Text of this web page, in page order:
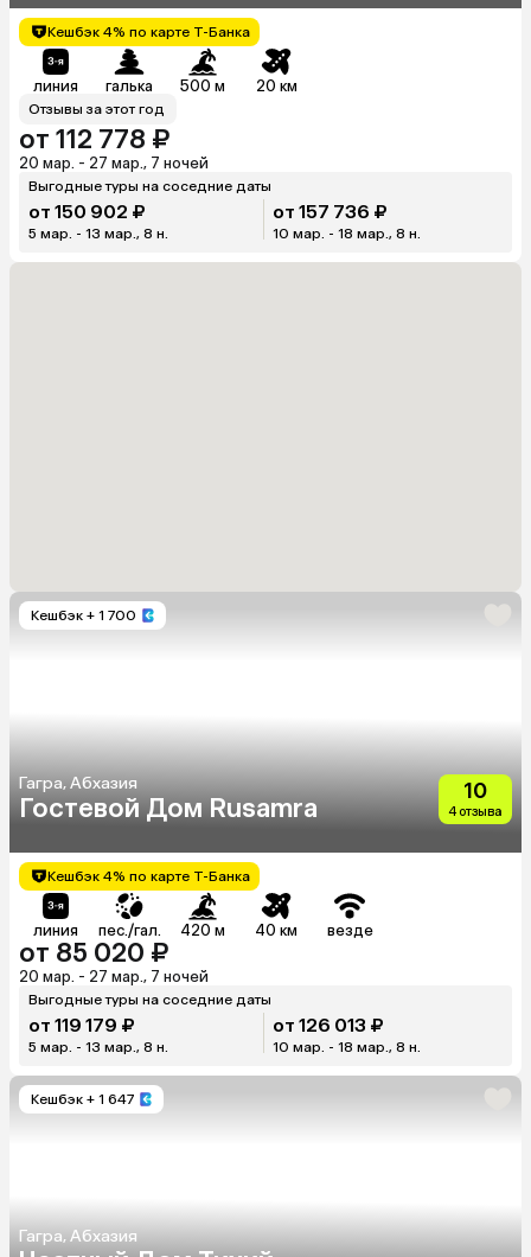
Кешбэк 4% по карте Т-Банка
линия галька 500 м 20 км
Отзывы за этот год
от 112 778 ₽
20 мар. - 27 мар., 7 ночей
Выгодные туры на соседние даты
от 150 902 ₽
5 мар. - 13 мар., 8 н.
от 157 736 ₽
10 мар. - 18 мар., 8 н.
Кешбэк + 1 700
Гагра, Абхазия
Гостевой Дом Rusamra
10
4 отзыва
Кешбэк 4% по карте Т-Банка
линия пес./гал. 420 м 40 км везде
от 85 020 ₽
20 мар. - 27 мар., 7 ночей
Выгодные туры на соседние даты
от 119 179 ₽
5 мар. - 13 мар., 8 н.
от 126 013 ₽
10 мар. - 18 мар., 8 н.
Кешбэк + 1 647
Гагра, Абхазия